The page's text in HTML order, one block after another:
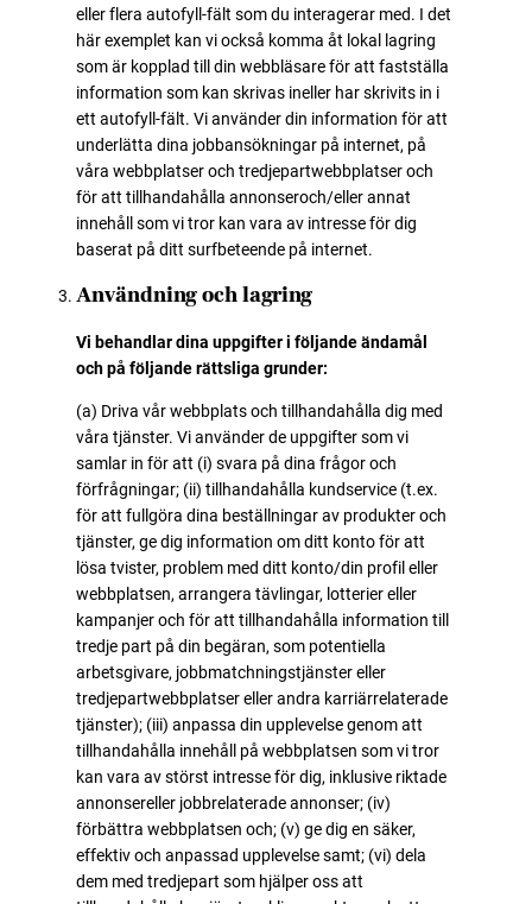
eller flera autofyll-fält som du interagerar med. I det
här exemplet kan vi också komma åt lokal lagring
som är kopplad till din webbläsare för att fastställa
information som kan skrivas ineller har skrivits in i
ett autofyll-fält. Vi använder din information för att
underlätta dina jobbansökningar på internet, på
våra webbplatser och tredjepartwebbplatser och
för att tillhandahålla annonseroch/eller annat
innehåll som vi tror kan vara av intresse för dig
baserat på ditt surfbeteende på internet.
Användning och lagring
Vi behandlar dina uppgifter i följande ändamål
och på följande rättsliga grunder:
(a) Driva vår webbplats och tillhandahålla dig med
våra tjänster. Vi använder de uppgifter som vi
samlar in för att (i) svara på dina frågor och
förfrågningar; (ii) tillhandahålla kundservice (t.ex.
för att fullgöra dina beställningar av produkter och
tjänster, ge dig information om ditt konto för att
lösa tvister, problem med ditt konto/din profil eller
webbplatsen, arrangera tävlingar, lotterier eller
kampanjer och för att tillhandahålla information till
tredje part på din begäran, som potentiella
arbetsgivare, jobbmatchningstjänster eller
tredjepartwebbplatser eller andra karriärrelaterade
tjänster); (iii) anpassa din upplevelse genom att
tillhandahålla innehåll på webbplatsen som vi tror
kan vara av störst intresse för dig, inklusive riktade
annonsereller jobbrelaterade annonser; (iv)
förbättra webbplatsen och; (v) ge dig en säker,
effektiv och anpassad upplevelse samt; (vi) dela
dem med tredjepart som hjälper oss att